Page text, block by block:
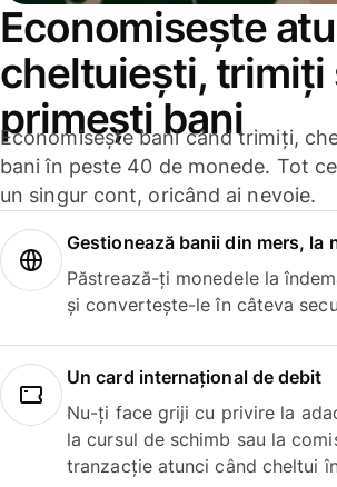
Economisește
cheltuiești, trimiți
primești bani
Economisește bani când trimiți,
bani în peste 40 de monede. Tot
un singur cont, oricând ai nevoie.
Gestionează banii din mers, la
Păstrează-ți monedele la
și convertește-le în câteva
Un card internațional de debit
Nu-ți face griji cu privire la
la cursul de schimb sau la
tranzacție atunci când cheltui